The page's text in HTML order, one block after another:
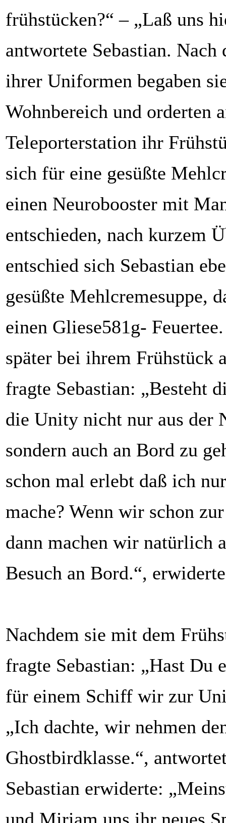
frühstücken?“ – „Laß uns
antwortete Sebastian. Nach
ihrer Uniformen begaben
Wohnbereich und orderten
Teleporterstation ihr
sich für eine gesüßte
einen Neurobooster mit
entschieden, nach kurzem
entschied sich Sebastian
gesüßte Mehlcremesuppe,
einen Gliese581g-
später bei ihrem Frühstück
fragte Sebastian: „Besteht
die Unity nicht nur aus der
sondern auch an Bord zu
schon mal erlebt daß ich
mache? Wenn wir schon
dann machen wir natürlich
Besuch an Bord.“,
Nachdem sie mit dem
fragte Sebastian: „Hast Du
für einem Schiff wir zur
„Ich dachte, wir nehmen
Ghostbirdklasse.“,
Sebastian erwiderte: